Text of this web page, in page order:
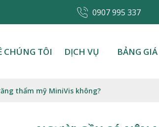
0907 995 337
CHÚNG TÔI DỊCH VỤ BẢNG GIÁ
thẩm mỹ MiniVis không?